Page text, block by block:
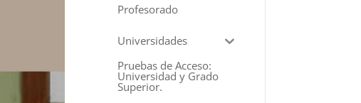
Profesorado
Universidades
Pruebas de Acceso:
Universidad y Grado
Superior.